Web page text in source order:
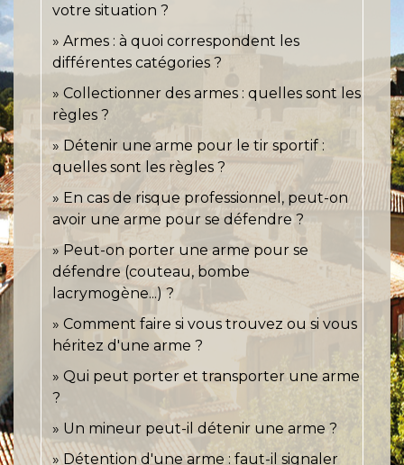
votre situation ?
Armes : à quoi correspondent les
différentes catégories ?
Collectionner des armes : quelles sont les
règles ?
Détenir une arme pour le tir sportif :
quelles sont les règles ?
En cas de risque professionnel, peut-on
avoir une arme pour se défendre ?
Peut-on porter une arme pour se
défendre (couteau, bombe
lacrymogène...) ?
Comment faire si vous trouvez ou si vous
héritez d'une arme ?
Qui peut porter et transporter une arme
?
Un mineur peut-il détenir une arme ?
Détention d'une arme : faut-il signaler